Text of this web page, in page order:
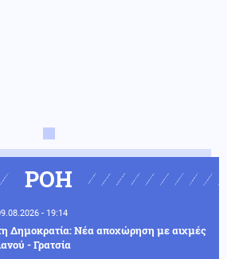
ΡΟΗ
- 19:14
Δημοκρατία: Νέα αποχώρηση με αιχμές
- Γρατσία